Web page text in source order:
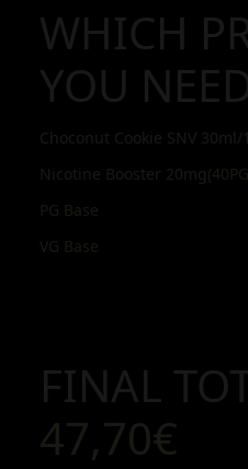
WHICH
YOU
Choconut Cookie SNV 30ml/
Nicotine Booster
PG Base
VG Base
FINAL
47,70€